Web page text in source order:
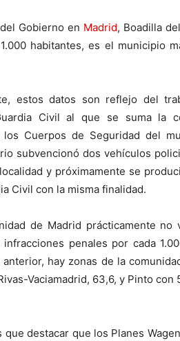
Gobierno en Madrid, Boadilla
habitantes, es el municipio
estos datos son reflejo del
Civil al que se suma la
Cuerpos de Seguridad del
subvencionó dos vehículos
y próximamente se
Civil con la misma finalidad.
de Madrid prácticamente no
penales por cada
hay zonas de la
Vaciamadrid, 63,6, y Pinto con
destacar que los Planes